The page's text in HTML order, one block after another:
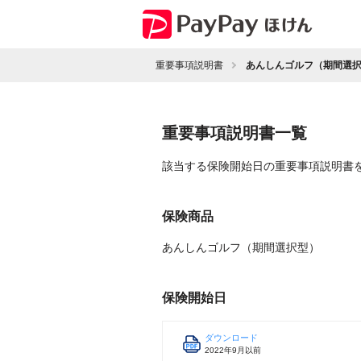
重要事項説明書 あんしんゴルフ（期間選択
重要事項説明書一覧
該当する保険開始日の重要事項説明書
保険商品
あんしんゴルフ（期間選択型）
保険開始日
ダウンロード
2022年9月以前